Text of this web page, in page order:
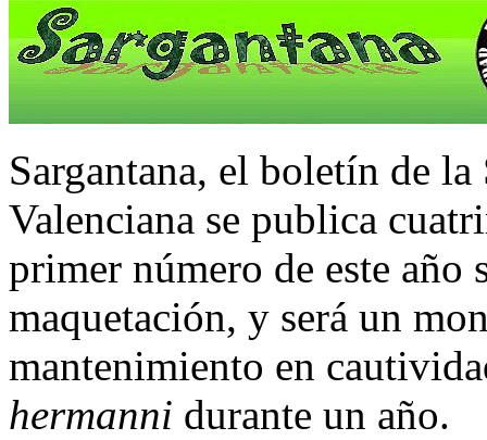
Sargantana, el boletín de
Valenciana se publica
primer número de este año
maquetación, y será un
mantenimiento en
hermanni durante un año.